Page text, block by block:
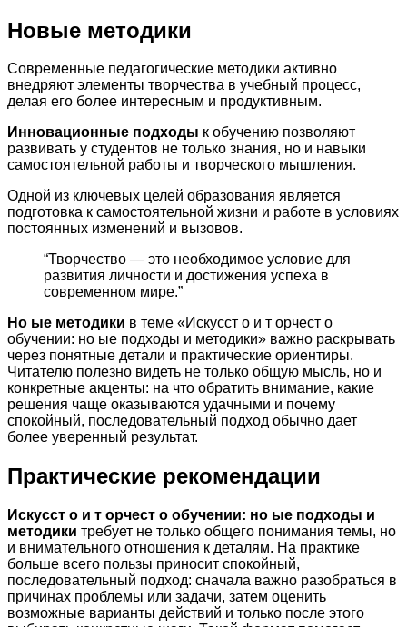
Новые методики
Современные педагогические методики активно
внедряют элементы творчества в учебный процесс,
делая его более интересным и продуктивным.
Инновационные подходы к обучению позволяют
развивать у студентов не только знания, но и навыки
самостоятельной работы и творческого мышления.
Одной из ключевых целей образования является
подготовка к самостоятельной жизни и работе в условиях
постоянных изменений и вызовов.
“Творчество — это необходимое условие для
развития личности и достижения успеха в
современном мире.”
Но ые методики в теме «Искусст о и т орчест о
обучении: но ые подходы и методики» важно раскрывать
через понятные детали и практические ориентиры.
Читателю полезно видеть не только общую мысль, но и
конкретные акценты: на что обратить внимание, какие
решения чаще оказываются удачными и почему
спокойный, последовательный подход обычно дает
более уверенный результат.
Практические рекомендации
Искусст о и т орчест о обучении: но ые подходы и
методики требует не только общего понимания темы, но
и внимательного отношения к деталям. На практике
больше всего пользы приносит спокойный,
последовательный подход: сначала важно разобраться в
причинах проблемы или задачи, затем оценить
возможные варианты действий и только после этого